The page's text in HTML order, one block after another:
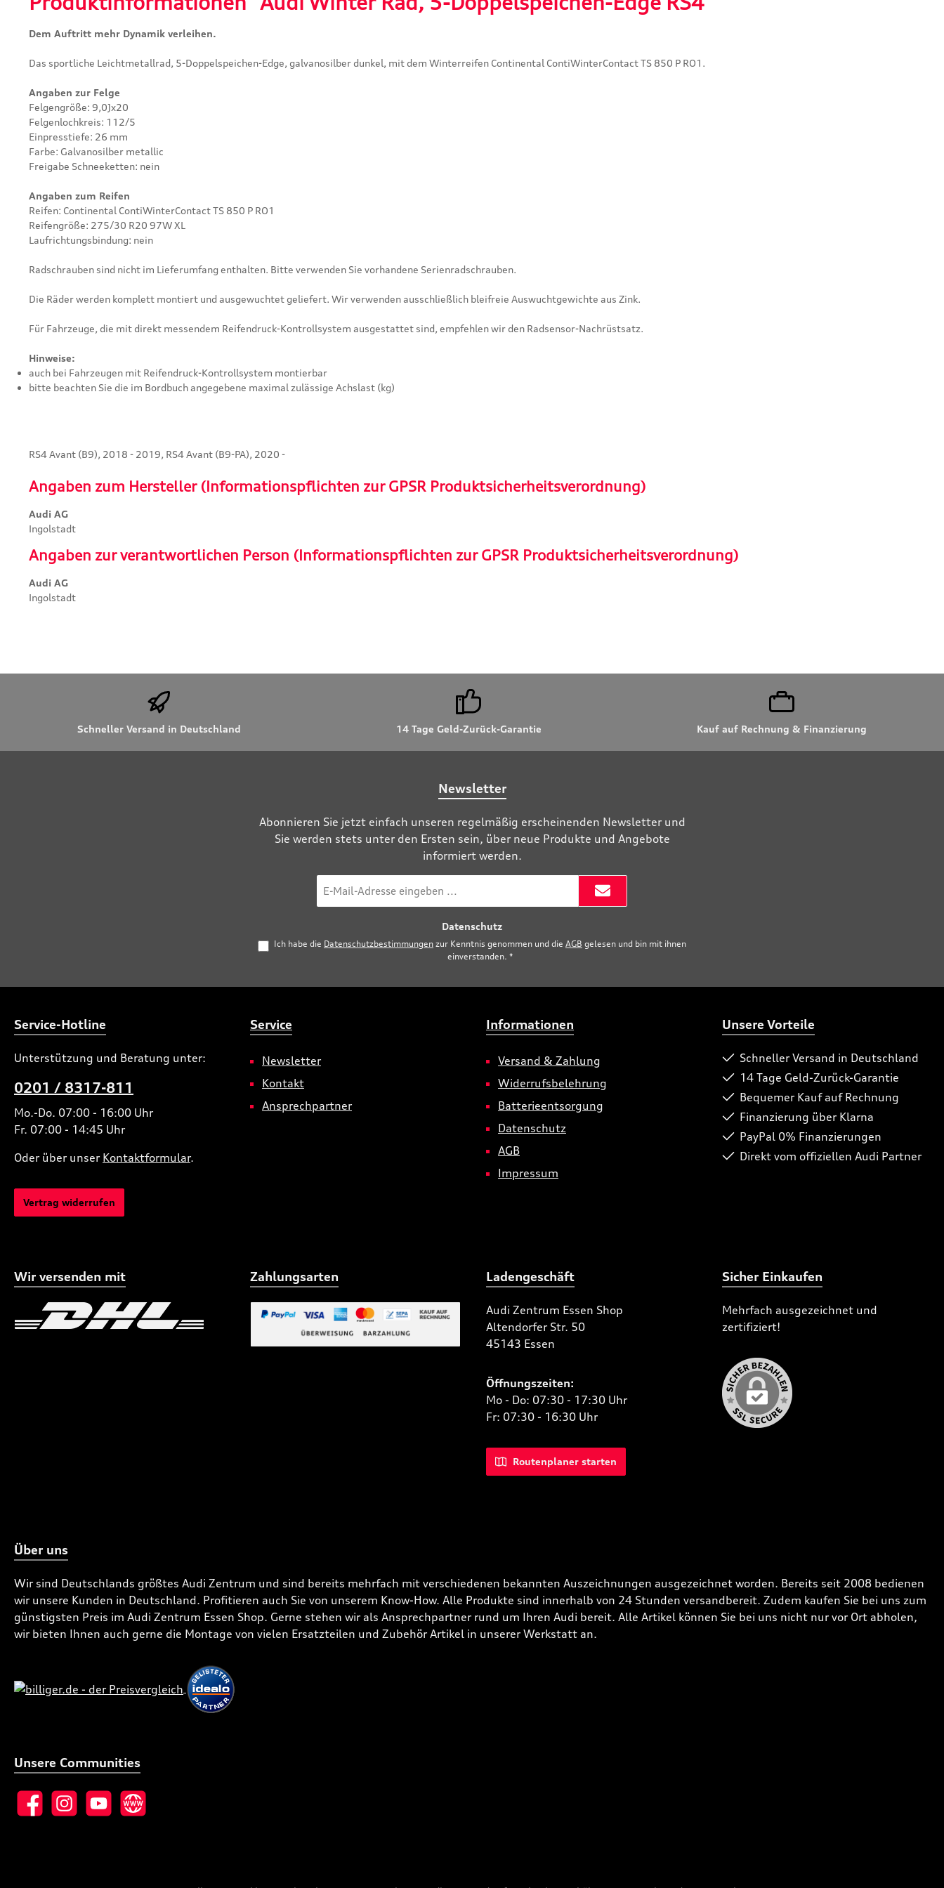
Dem Auftritt mehr Dynamik verleihen.
Das sportliche Leichtmetallrad, 5-Doppelspeichen-Edge, galvanosilber dunkel, mit dem Winterreifen Continental ContiWinterContact TS 850 P RO1.
Angaben zur Felge
Felgengröße: 9,0Jx20
Felgenlochkreis: 112/5
Einpresstiefe: 26 mm
Farbe: Galvanosilber metallic
Freigabe Schneeketten: nein
Angaben zum Reifen
Reifen: Continental ContiWinterContact TS 850 P RO1
Reifengröße: 275/30 R20 97W XL
Laufrichtungsbindung: nein
Radschrauben sind nicht im Lieferumfang enthalten. Bitte verwenden Sie vorhandene Serienradschrauben.
Die Räder werden komplett montiert und ausgewuchtet geliefert. Wir verwenden ausschließlich bleifreie Auswuchtgewichte aus Zink.
Für Fahrzeuge, die mit direkt messendem Reifendruck-Kontrollsystem ausgestattet sind, empfehlen wir den Radsensor-Nachrüstsatz.
Hinweise:
auch bei Fahrzeugen mit Reifendruck-Kontrollsystem montierbar
bitte beachten Sie die im Bordbuch angegebene maximal zulässige Achslast (kg)
RS4 Avant (B9), 2018 - 2019, RS4 Avant (B9-PA), 2020 -
Angaben zum Hersteller (Informationspflichten zur GPSR Produktsicherheitsverordnung)
Audi AG
Ingolstadt
Angaben zur verantwortlichen Person (Informationspflichten zur GPSR Produktsicherheitsverordnung)
Audi AG
Ingolstadt
Schneller Versand in Deutschland 14 Tage Geld-Zurück-Garantie Kauf auf Rechnung & Finanzierung
Newsletter
Abonnieren Sie jetzt einfach unseren regelmäßig erscheinenden Newsletter und
Sie werden stets unter den Ersten sein, über neue Produkte und Angebote
informiert werden.
Mail-
Datenschutz
Ich habe die Datenschutzbestimmungen zur Kenntnis genommen und die AGB gelesen und bin mit ihnen
einverstanden. *
Service-Hotline
Unterstützung und Beratung unter:
0201 / 8317-811
Mo.-Do. 07:00 - 16:00 Uhr
Fr. 07:00 - 14:45 Uhr
Oder über unser Kontaktformular.
Vertrag widerrufen
Service
Newsletter
Kontakt
Ansprechpartner
Informationen
Versand & Zahlung
Widerrufsbelehrung
Batterieentsorgung
Datenschutz
AGB
Impressum
Unsere Vorteile
Schneller Versand in Deutschland
14 Tage Geld-Zurück-Garantie
Bequemer Kauf auf Rechnung
Finanzierung über Klarna
PayPal 0% Finanzierungen
Direkt vom offiziellen Audi Partner
Wir versenden mit
Benutzerdefiniertes Bild 2
Zahlungsarten Ladengeschäft
Audi Zentrum Essen Shop
Altendorfer Str. 50
45143 Essen
Öffnungszeiten:
Mo - Do: 07:30 - 17:30 Uhr
Fr: 07:30 - 16:30 Uhr
Routenplaner starten
Sicher Einkaufen
Mehrfach ausgezeichnet und
zertifiziert!
Über uns
Wir sind Deutschlands größtes Audi Zentrum und sind bereits mehrfach mit verschiedenen bekannten Auszeichnungen ausgezeichnet worden. Bereits seit 2008 bedienen
wir unsere Kunden in Deutschland. Profitieren auch Sie von unserem Know-How. Alle Produkte sind innerhalb von 24 Stunden versandbereit. Zudem kaufen Sie bei uns zum
günstigsten Preis im Audi Zentrum Essen Shop. Gerne stehen wir als Ansprechpartner rund um Ihren Audi bereit. Alle Artikel können Sie bei uns nicht nur vor Ort abholen,
wir bieten Ihnen auch gerne die Montage von vielen Ersatzteilen und Zubehör Artikel in unserer Werkstatt an.
Unsere Communities
FacebookInstagramYouTubeWebsite